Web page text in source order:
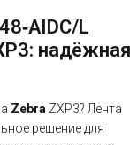
L
надёжная
Zebra ZXP3? Лента
решение для